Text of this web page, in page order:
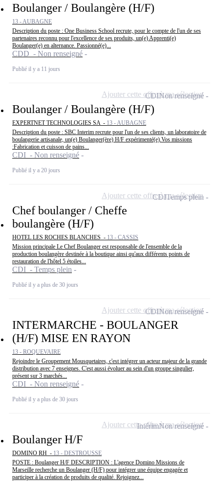
Boulanger / Boulangère (H/F)
13 - AUBAGNE
Description du poste : One Business School recrute, pour le compte de l'un de ses
partenaires reconnu pour l'excellence de ses produits, un(e) Apprenti(e)
Boulanger(e) en alternance. Passionné(e)...
CDD - Non renseigné
Publié il y a 11 jours
Boulanger / Boulangère (H/F)
EXPERTNET TECHNOLOGIES SA - 13 - AUBAGNE
Description du poste : SBC Interim recrute pour l'un de ses clients, un laboratoire de
boulangerie artisanale, un(e) Boulanger(ère) H/F expérimenté(e).Vos missions
:Fabrication et cuisson de pains...
CDI - Non renseigné
Publié il y a 20 jours
CDINon renseigné
Ajouter cette offre à ma sélection
Chef boulanger / Cheffe
boulangère (H/F)
HOTEL LES ROCHES BLANCHES - 13 - CASSIS
Mission principale Le Chef Boulanger est responsable de l'ensemble de la
production boulangère destinée à la boutique ainsi qu'aux différents points de
restauration de l'hôtel 5 étoiles...
CDI - Temps plein
Publié il y a plus de 30 jours
CDITemps plein
Ajouter cette offre à ma sélection
INTERMARCHE - BOULANGER
(H/F) MISE EN RAYON
13 - ROQUEVAIRE
Rejoindre le Groupement Mousquetaires, c'est intégrer un acteur majeur de la grande
distribution avec 7 enseignes. C'est aussi évoluer au sein d'un groupe singulier,
présent sur 3 marchés...
CDI - Non renseigné
Publié il y a plus de 30 jours
CDINon renseigné
Ajouter cette offre à ma sélection
Boulanger H/F
DOMINO RH - 13 - DESTROUSSE
POSTE : Boulanger H/F DESCRIPTION : L'agence Domino Missions de
Marseille recherche un Boulanger (H/F) pour intégrer une équipe engagée et
participer à la création de produits de qualité. Rejoignez...
IntérimNon renseigné
Ajouter cette offre à ma sélection